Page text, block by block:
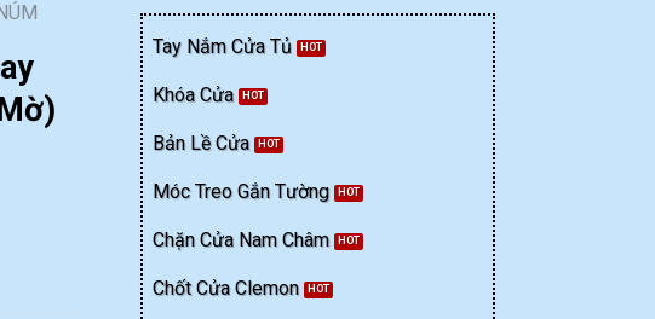
Vàng Mờ) số lượng
Tay Nắm Cửa Tủ
Khóa Cửa
Bản Lề Cửa
Móc Treo Gắn Tường
Chặn Cửa Nam Châm
Chốt Cửa Clemon